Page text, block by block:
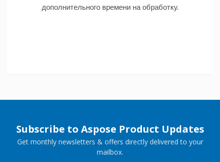
дополнительного времени на обработку.
Subscribe to Aspose Product Updates
Get monthly newsletters & offers directly delivered to your
mailbox.